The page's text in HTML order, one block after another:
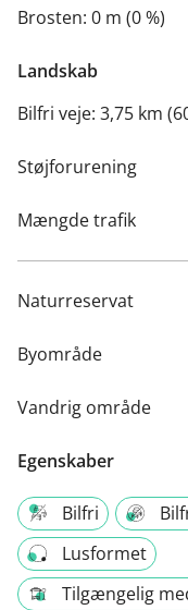
Brosten: 0 m (0 %)
Landskab
Bilfri veje: 3,75 km
Støjforurening
Mængde trafik
Naturreservat
Byområde
Vandrig område
Egenskaber
Bilfri
Lusformet
Tilgængelig